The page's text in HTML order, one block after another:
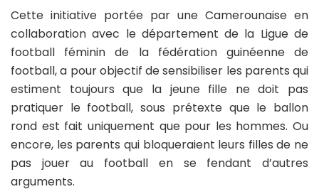
Cette initiative portée par une Camerounaise en
collaboration avec le département de la Ligue de
football féminin de la fédération guinéenne de
football, a pour objectif de sensibiliser les parents qui
estiment toujours que la jeune fille ne doit pas
pratiquer le football, sous prétexte que le ballon
rond est fait uniquement que pour les hommes. Ou
encore, les parents qui bloqueraient leurs filles de ne
pas jouer au football en se fendant d’autres
arguments.